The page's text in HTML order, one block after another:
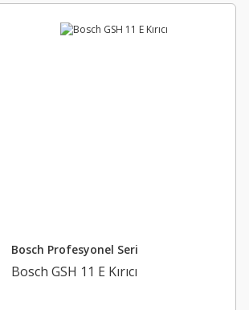
Bosch Profesyonel Seri
Bosch GSH 11 E Kırıcı